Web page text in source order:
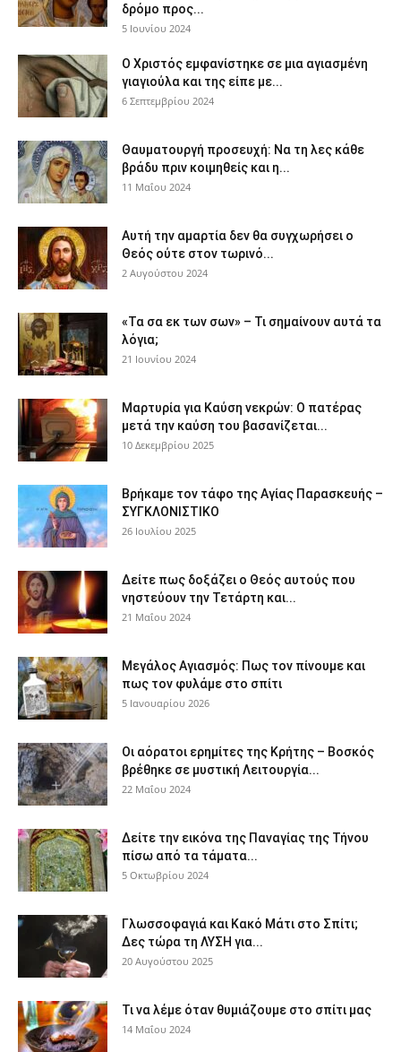
δρόμο προς...
5 Ιουνίου 2024
Ο Χριστός εμφανίστηκε σε μια αγιασμένη
γιαγιούλα και της είπε με...
6 Σεπτεμβρίου 2024
Θαυματουργή προσευχή: Να τη λες κάθε
βράδυ πριν κοιμηθείς και η...
11 Μαΐου 2024
Αυτή την αμαρτία δεν θα συγχωρήσει ο
Θεός ούτε στον τωρινό...
2 Αυγούστου 2024
«Τα σα εκ των σων» – Τι σημαίνουν αυτά τα
λόγια;
21 Ιουνίου 2024
Μαρτυρία για Καύση νεκρών: Ο πατέρας
μετά την καύση του βασανίζεται...
10 Δεκεμβρίου 2025
Βρήκαμε τον τάφο της Αγίας Παρασκευής –
ΣΥΓΚΛΟΝΙΣΤΙΚΟ
26 Ιουλίου 2025
Δείτε πως δοξάζει ο Θεός αυτούς που
νηστεύουν την Τετάρτη και...
21 Μαΐου 2024
Μεγάλος Αγιασμός: Πως τον πίνουμε και
πως τον φυλάμε στο σπίτι
5 Ιανουαρίου 2026
Οι αόρατοι ερημίτες της Κρήτης – Βοσκός
βρέθηκε σε μυστική Λειτουργία...
22 Μαΐου 2024
Δείτε την εικόνα της Παναγίας της Τήνου
πίσω από τα τάματα...
5 Οκτωβρίου 2024
Γλωσσοφαγιά και Κακό Μάτι στο Σπίτι;
Δες τώρα τη ΛΥΣΗ για...
20 Αυγούστου 2025
Τι να λέμε όταν θυμιάζουμε στο σπίτι μας
14 Μαΐου 2024